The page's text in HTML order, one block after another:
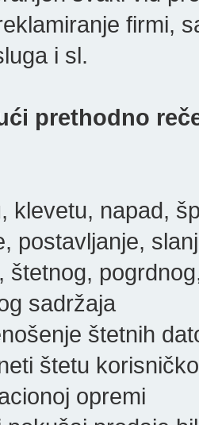
firmi,
i sl.
prethodno
klevetu, napad,
postavljanje,
štetnog,
sadržaja
štetnih
štetu
opremi